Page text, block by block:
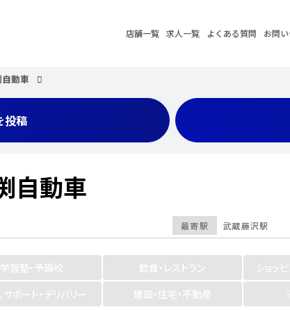
店舗一覧 求人一覧 よくある質問 お問
動車
投稿
自動車
最寄駅 武蔵藤沢駅
学習塾・予備校 飲食・レストラン ショッ
ポート・デリバリー 建設・住宅・不動産